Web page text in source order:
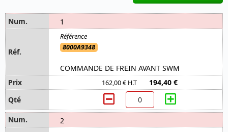
1
8000A9348
COMMANDE DE FREIN AVANT SWM
162,00 € H.T 194,40 €
2